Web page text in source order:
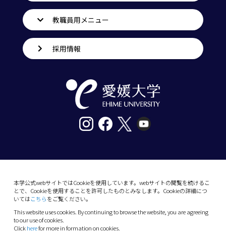
本学公式webサイトではCookieを使用しています。webサイトの閲覧を続けるこ
とで、Cookieを使用することを許可したものとみなします。Cookieの詳細につ
いてはこちらをご覧ください。
This website uses cookies. By continuing to browse the website, you are agreeing
to our use of cookies.
Clickherefor more in formation on cookies.
教職員用メニュー
採用情報
10-13 Dogo-Himata, Matsuyama, Ehime 790-
Phone: +81 89-927-9000